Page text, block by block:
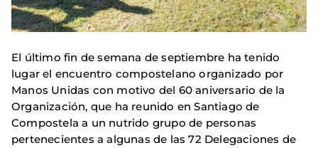
El último fin de semana de septiembre ha tenido
lugar el encuentro compostelano organizado por
Manos Unidas con motivo del 60 aniversario de la
Organización, que ha reunido en Santiago de
Compostela a un nutrido grupo de personas
pertenecientes a algunas de las 72 Delegaciones de